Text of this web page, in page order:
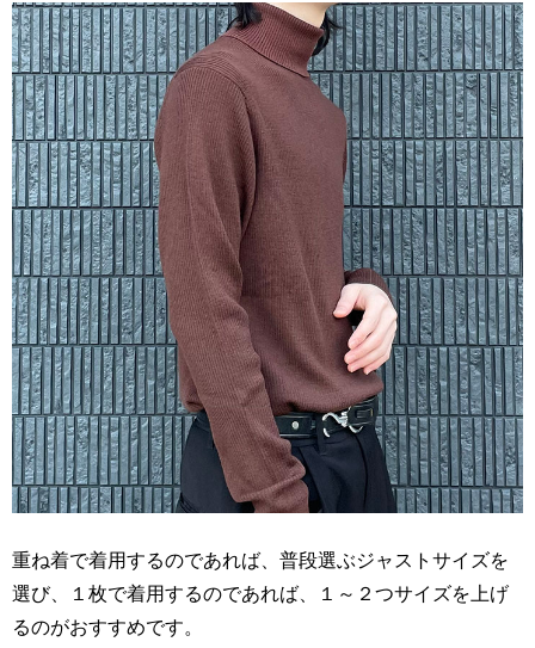
重ね着で着用するのであれば、普段選ぶジャストサイズを
選び、１枚で着用するのであれば、１～２つサイズを上げ
るのがおすすめです。